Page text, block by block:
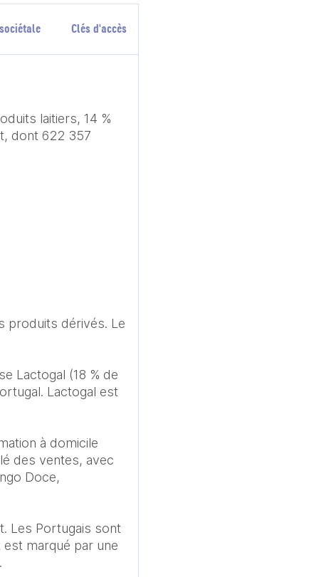
Clés d'accès
laitiers, 14 %
dont 622 357
produits dérivés. Le
Lactogal (18 % de
Lactogal est
à domicile
des ventes, avec
Doce,
Les Portugais sont
marqué par une